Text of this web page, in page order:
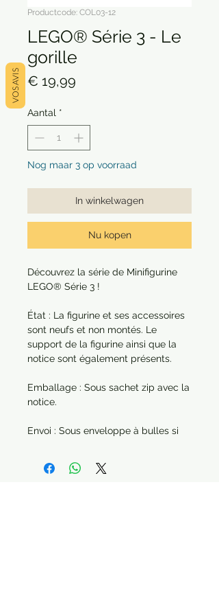
Productcode: COL03-12
LEGO® Série 3 - Le
gorille
€ 19,99
Aantal *
Nog maar 3 op voorraad
In winkelwagen
Nu kopen
Découvrez la série de Minifigurine
LEGO® Série 3 !
État : La figurine et ses accessoires
sont neufs et non montés. Le
support de la figurine ainsi que la
notice sont également présents.
Emballage : Sous sachet zip avec la
notice.
Envoi : Sous enveloppe à bulles si
articles, chaque produit sera
VOS AVIS